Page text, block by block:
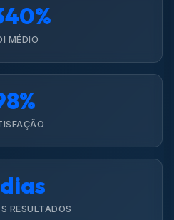
MÉDIO
RESULTADOS